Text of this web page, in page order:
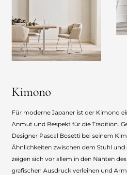
Kimono
Für moderne Japaner ist der Kimono
Anmut und Respekt für die Tradition.
Designer Pascal Bosetti bei seinem
Ähnlichkeiten zwischen dem Stuhl und
zeigen sich vor allem in den Nähten
grafischen Ausdruck verleihen und